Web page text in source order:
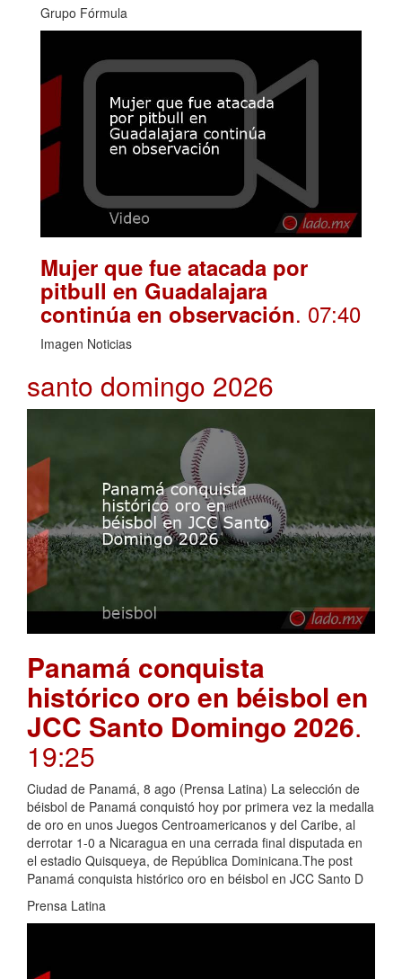
Grupo Fórmula
Mujer que fue atacada por
pitbull en Guadalajara
continúa en observación. 07:40
Imagen Noticias
santo domingo 2026
Panamá conquista
histórico oro en béisbol en
JCC Santo Domingo 2026.
19:25
Ciudad de Panamá, 8 ago (Prensa Latina) La selección de
béisbol de Panamá conquistó hoy por primera vez la medalla
de oro en unos Juegos Centroamericanos y del Caribe, al
derrotar 1-0 a Nicaragua en una cerrada final disputada en
el estadio Quisqueya, de República Dominicana.The post
Panamá conquista histórico oro en béisbol en JCC Santo D
Prensa Latina